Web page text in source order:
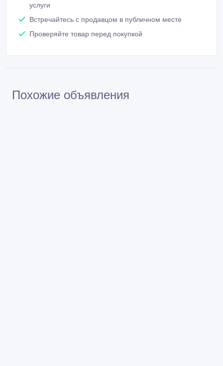
услуги
Встречайтесь с продавцом в публичном месте
Проверяйте товар перед покупкой
Похожие объявления